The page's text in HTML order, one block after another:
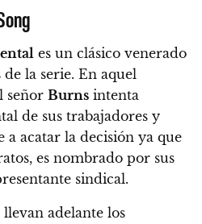
es un clásico venerado
la serie. En aquel
señor Burns intenta
de sus trabajadores y
a acatar la decisión ya que
es nombrado por sus
sindical.
adelante los